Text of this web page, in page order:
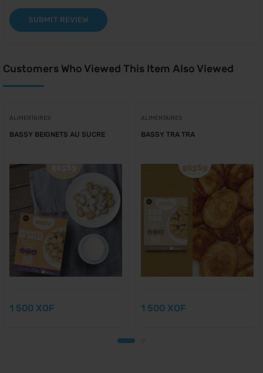
Customers Who Viewed This Item Also Viewed
ALIMENTAIRES
BASSY BEIGNETS AU SUCRE
1 500
ALIMENTAIRES
BASSY TRA TRA
1 500